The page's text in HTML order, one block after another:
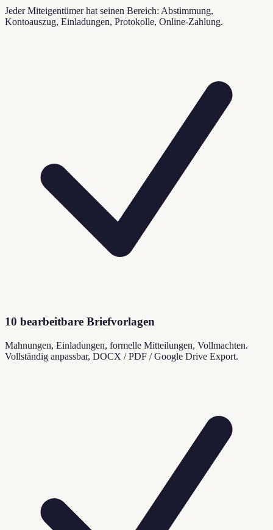
Jeder Miteigentümer hat seinen Bereich: Abstimmung,
Kontoauszug, Einladungen, Protokolle, Online-Zahlung.
10 bearbeitbare Briefvorlagen
Mahnungen, Einladungen, formelle Mitteilungen, Vollmachten.
Vollständig anpassbar, DOCX / PDF / Google Drive Export.